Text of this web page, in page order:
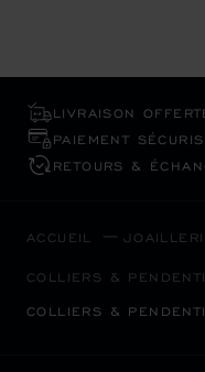
LIVRAISON
PAIEMENT
RETOURS &
ACCUEIL
COLLIERS &
COLLIERS &